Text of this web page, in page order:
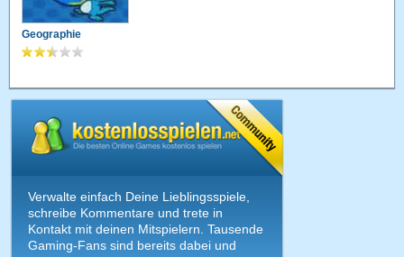
Geographie
Verwalte einfach Deine Lieblingsspiele,
schreibe Kommentare und trete in
Kontakt mit deinen Mitspielern. Tausende
Gaming-Fans sind bereits dabei und